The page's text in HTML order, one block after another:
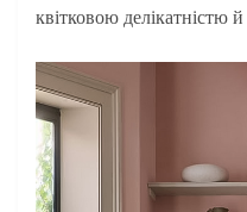
квітковою делікатністю